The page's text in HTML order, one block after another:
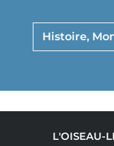
Histoire,
L'OISEAU-